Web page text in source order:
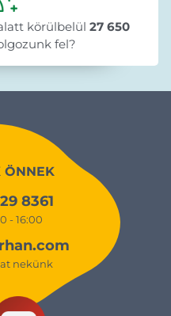
körülbelül 27 650
fel?
ÖNNEK
8361
- 16:00
nekünk